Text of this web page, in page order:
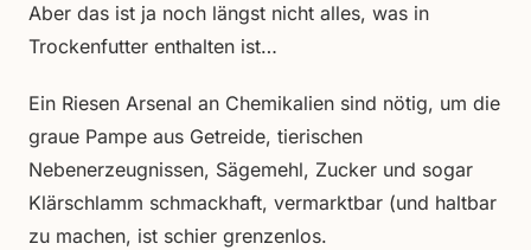
Aber das ist ja noch längst nicht alles, was in
Trockenfutter enthalten ist…
Ein Riesen Arsenal an Chemikalien sind nötig, um die
graue Pampe aus Getreide, tierischen
Nebenerzeugnissen, Sägemehl, Zucker und sogar
Klärschlamm schmackhaft, vermarktbar (und haltbar
zu machen, ist schier grenzenlos.